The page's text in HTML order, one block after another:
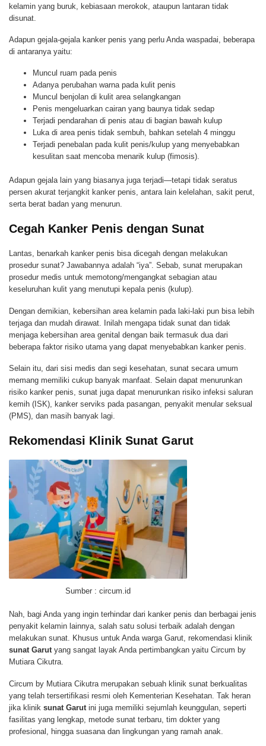
kelamin yang buruk, kebiasaan merokok, ataupun lantaran tidak
disunat.
Adapun gejala-gejala kanker penis yang perlu Anda waspadai, beberapa
di antaranya yaitu:
Muncul ruam pada penis
Adanya perubahan warna pada kulit penis
Muncul benjolan di kulit area selangkangan
Penis mengeluarkan cairan yang baunya tidak sedap
Terjadi pendarahan di penis atau di bagian bawah kulup
Luka di area penis tidak sembuh, bahkan setelah 4 minggu
Terjadi penebalan pada kulit penis/kulup yang menyebabkan
kesulitan saat mencoba menarik kulup (fimosis).
Adapun gejala lain yang biasanya juga terjadi—tetapi tidak seratus
persen akurat terjangkit kanker penis, antara lain kelelahan, sakit perut,
serta berat badan yang menurun.
Cegah Kanker Penis dengan Sunat
Lantas, benarkah kanker penis bisa dicegah dengan melakukan
prosedur sunat? Jawabannya adalah “iya”. Sebab, sunat merupakan
prosedur medis untuk memotong/mengangkat sebagian atau
keseluruhan kulit yang menutupi kepala penis (kulup).
Dengan demikian, kebersihan area kelamin pada laki-laki pun bisa lebih
terjaga dan mudah dirawat. Inilah mengapa tidak sunat dan tidak
menjaga kebersihan area genital dengan baik termasuk dua dari
beberapa faktor risiko utama yang dapat menyebabkan kanker penis.
Selain itu, dari sisi medis dan segi kesehatan, sunat secara umum
memang memiliki cukup banyak manfaat. Selain dapat menurunkan
risiko kanker penis, sunat juga dapat menurunkan risiko infeksi saluran
kemih (ISK), kanker serviks pada pasangan, penyakit menular seksual
(PMS), dan masih banyak lagi.
Rekomendasi Klinik Sunat Garut
Sumber : circum.id
Nah, bagi Anda yang ingin terhindar dari kanker penis dan berbagai jenis
penyakit kelamin lainnya, salah satu solusi terbaik adalah dengan
melakukan sunat. Khusus untuk Anda warga Garut, rekomendasi klinik
sunat Garut yang sangat layak Anda pertimbangkan yaitu Circum by
Mutiara Cikutra.
Circum by Mutiara Cikutra merupakan sebuah klinik sunat berkualitas
yang telah tersertifikasi resmi oleh Kementerian Kesehatan. Tak heran
jika klinik sunat Garut ini juga memiliki sejumlah keunggulan, seperti
fasilitas yang lengkap, metode sunat terbaru, tim dokter yang
profesional, hingga suasana dan lingkungan yang ramah anak.